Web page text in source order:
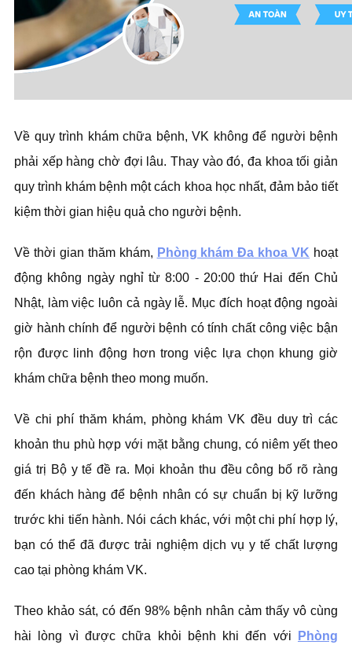
Về quy trình khám chữa bệnh, VK không để người bệnh
phải xếp hàng chờ đợi lâu. Thay vào đó, đa khoa tối giản
quy trình khám bệnh một cách khoa học nhất, đảm bảo tiết
kiệm thời gian hiệu quả cho người bệnh.
Về thời gian thăm khám, Phòng khám Đa khoa VK hoạt
động không ngày nghỉ từ 8:00 - 20:00 thứ Hai đến Chủ
Nhật, làm việc luôn cả ngày lễ. Mục đích hoạt động ngoài
giờ hành chính để người bệnh có tính chất công việc bận
rộn được linh động hơn trong việc lựa chọn khung giờ
khám chữa bệnh theo mong muốn.
Về chi phí thăm khám, phòng khám VK đều duy trì các
khoản thu phù hợp với mặt bằng chung, có niêm yết theo
giá trị Bộ y tế đề ra. Mọi khoản thu đều công bố rõ ràng
đến khách hàng để bệnh nhân có sự chuẩn bị kỹ lưỡng
trước khi tiến hành. Nói cách khác, với một chi phí hợp lý,
bạn có thể đã được trải nghiệm dịch vụ y tế chất lượng
cao tại phòng khám VK.
Theo khảo sát, có đến 98% bệnh nhân cảm thấy vô cùng
hài lòng vì được chữa khỏi bệnh khi đến với
Phòng